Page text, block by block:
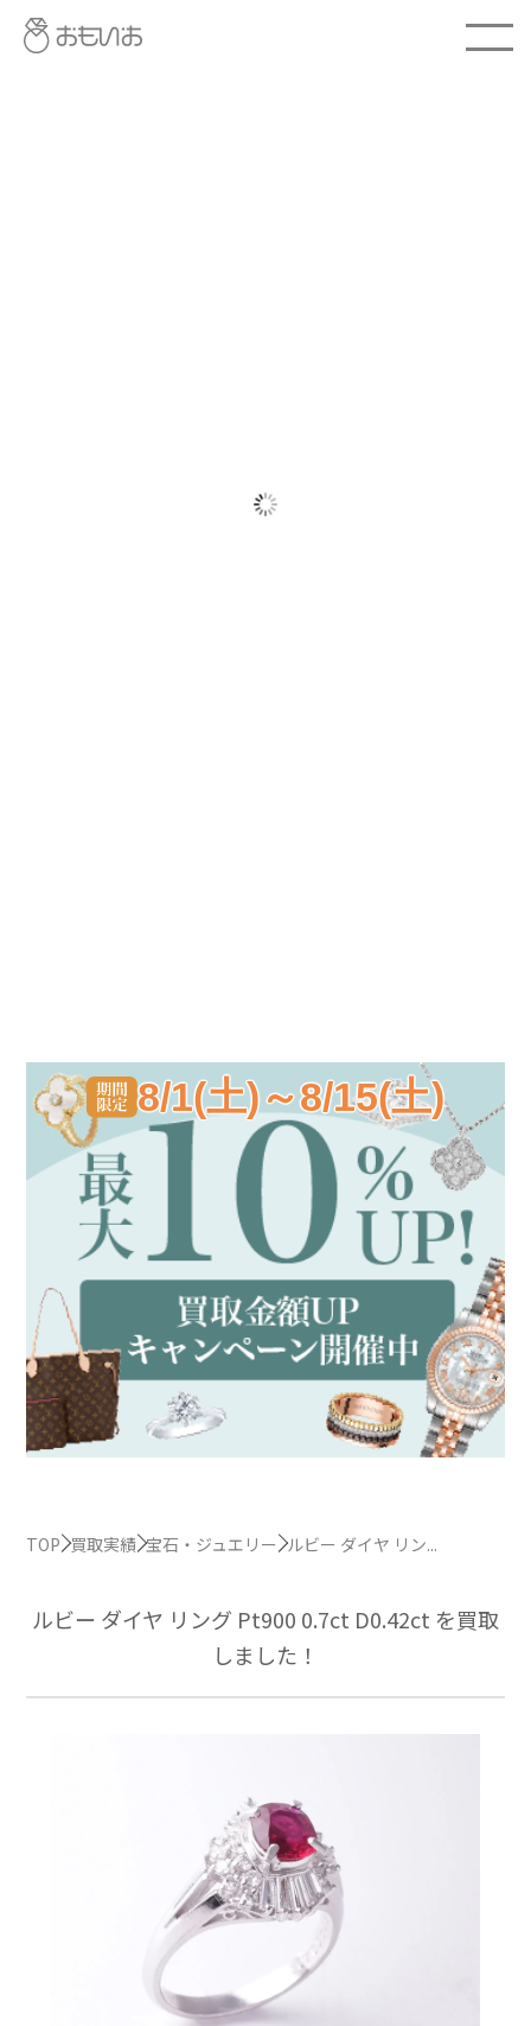
8/1(土)～8/15(土)
TOP 買取実績 宝石・ジュエリー ルビー ダイヤ リン...
ルビー ダイヤ リング Pt900 0.7ct D0.42ct を買取
しました！